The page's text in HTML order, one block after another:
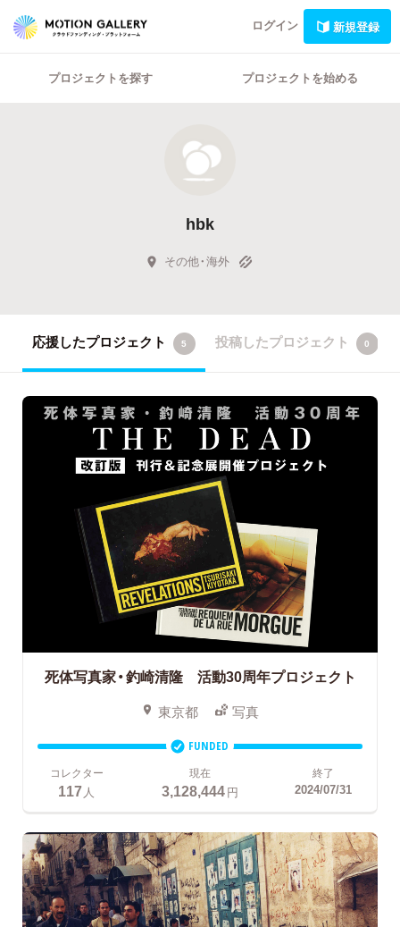
ログイン 新規登録
プロジェクトを探す プロジェクトを始める
hbk
その他・海外
応援したプロジェクト 5 投稿したプロジェクト 0
死体写真家・釣崎清隆 活動30周年プロジェクト
東京都 写真
FUNDED
コレクター
117 人
現在
3,128,444円
終了
2024/07/31